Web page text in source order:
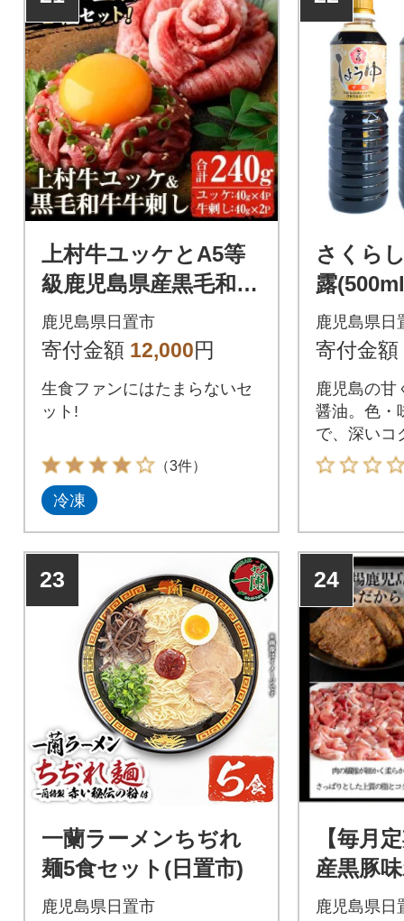
上村牛ユッケとA5等
級鹿児島県産黒毛和牛
牛刺し 生食 合計240
g・タレ付 【カミチ
鹿児島県日置市
寄付金額 12,000円
生食ファンにはたまらないセ
ット!
（3件）
冷凍
さくら
露
院食品
36
鹿児島県日
寄付金額
鹿児島の甘
醤油。色・
で、深いコ
みが特徴で
23
一蘭ラーメンちぢれ
麺5食セット(日置市)
鹿児島県日置市
24
【毎月
産黒豚
全5回
鹿児島県日